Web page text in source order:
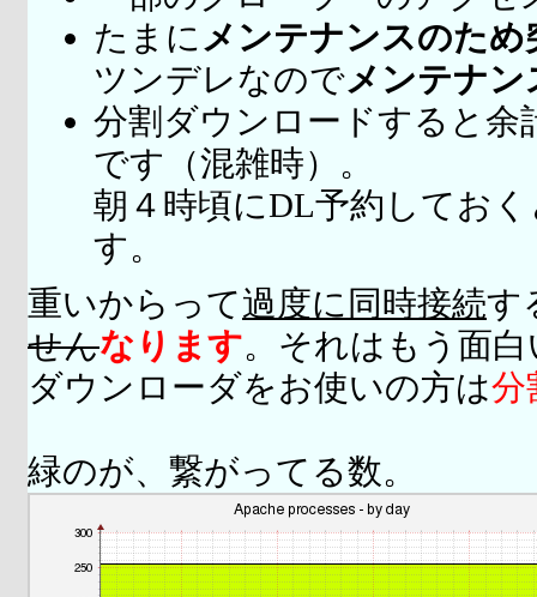
たまに メンテナンスのため
ツンデレなのでメンテナ
分割ダウンロードすると余
です（混雑時）。
朝４時頃にDL予約してお
す。
重いからって過度に同時接続す
せんなります。それはもう面
ダウンローダをお使いの方は分
緑のが、繋がってる数。